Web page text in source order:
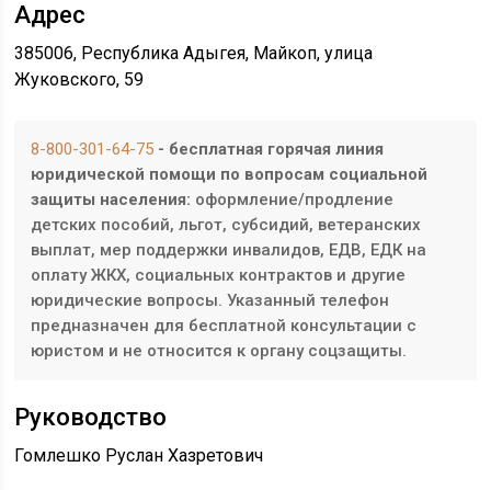
Адрес
385006, Республика Адыгея, Майкоп, улица
Жуковского, 59
8-800-301-64-75 - бесплатная горячая линия
юридической помощи по вопросам социальной
защиты населения: оформление/продление
детских пособий, льгот, субсидий, ветеранских
выплат, мер поддержки инвалидов, ЕДВ, ЕДК на
оплату ЖКХ, социальных контрактов и другие
юридические вопросы. Указанный телефон
предназначен для бесплатной консультации с
юристом и не относится к органу соцзащиты.
Руководство
Гомлешко Руслан Хазретович